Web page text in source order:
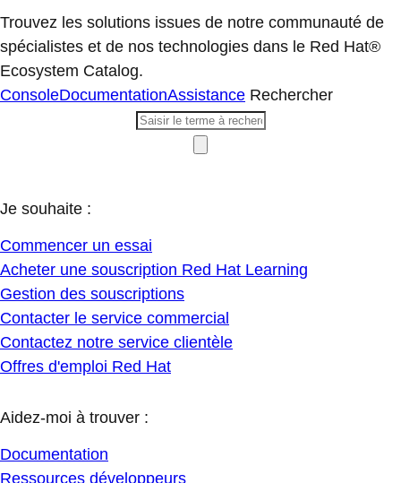
Trouvez les solutions issues de notre communauté de
spécialistes et de nos technologies dans le Red Hat®
Ecosystem Catalog.
ConsoleDocumentationAssistance Rechercher
Je souhaite :
Commencer un essai
Acheter une souscription Red Hat Learning
Gestion des souscriptions
Contacter le service commercial
Contactez notre service clientèle
Offres d'emploi Red Hat
Aidez-moi à trouver :
Documentation
Ressources développeurs